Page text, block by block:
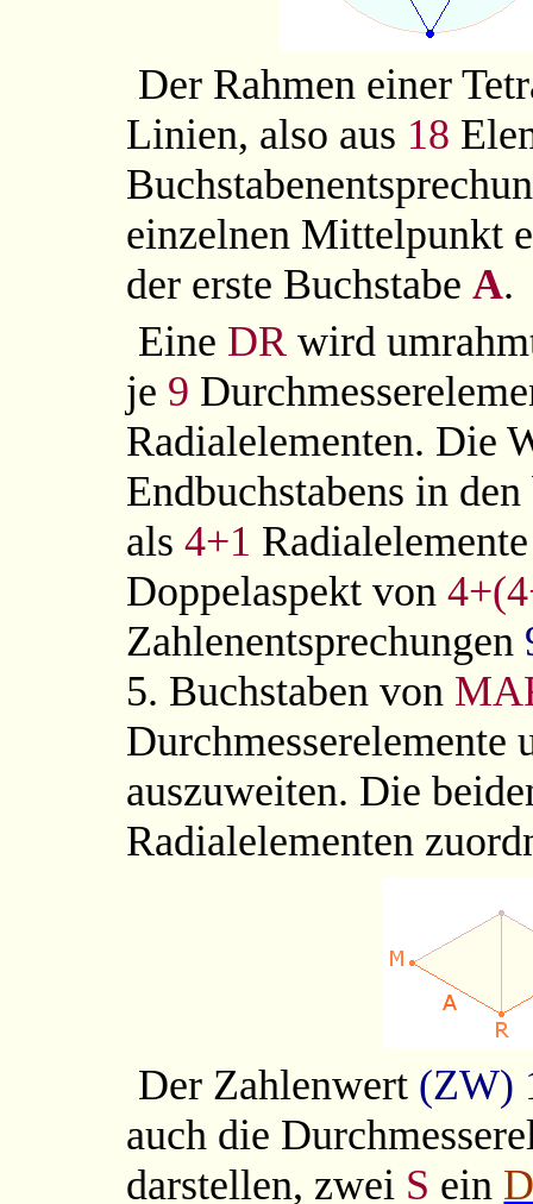
Der Rahmen einer
Linien, also aus 18
einzelnen Mittelpunkt
der erste BuchstabeA.
Eine DRwird
je 9
Radialelementen. Die
Endbuchstabens in
als4+1
Doppelaspekt von
Zahlenentsprechungen
5. Buchstaben von
Durchmesserelemente
auszuweiten. Die
Radialelementen
Der Zahlenwert (ZW)
auch die
darstellen, zwei S ein